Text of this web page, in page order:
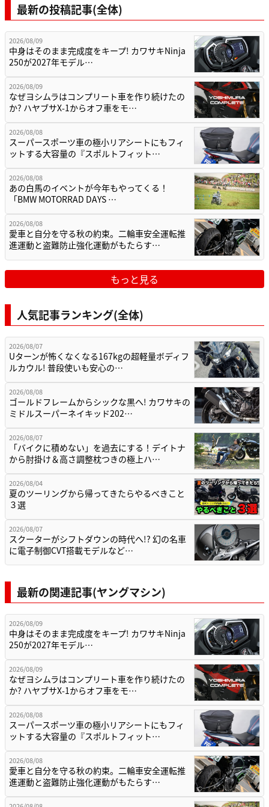
最新の投稿記事(全体)
2026/08/09
中身はそのまま完成度をキープ! カワサキNinja
250が2027年モデル…
2026/08/09
なぜヨシムラはコンプリート車を作り続けたの
か? ハヤブサX-1からオフ車をモ…
2026/08/08
スーパースポーツ車の極小リアシートにもフィ
ットする大容量の『スポルトフィット…
2026/08/08
あの白馬のイベントが今年もやってくる！
「BMW MOTORRAD DAYS …
2026/08/08
愛車と自分を守る秋の約束。二輪車安全運転推
進運動と盗難防止強化運動がもたらす…
もっと見る
人気記事ランキング(全体)
2026/08/07
Uターンが怖くなくなる167kgの超軽量ボディフ
ルカウル! 普段使いも安心の…
2026/08/08
ゴールドフレームからシックな黒へ! カワサキの
ミドルスーパーネイキッド202…
2026/08/07
「バイクに積めない」を過去にする！デイトナ
から肘掛け＆高さ調整枕つきの極上ハ…
2026/08/04
夏のツーリングから帰ってきたらやるべきこと
３選
2026/08/07
スクーターがシフトダウンの時代へ!? 幻の名車
に電子制御CVT搭載モデルなど…
最新の関連記事(ヤングマシン)
2026/08/09
中身はそのまま完成度をキープ! カワサキNinja
250が2027年モデル…
2026/08/09
なぜヨシムラはコンプリート車を作り続けたの
か? ハヤブサX-1からオフ車をモ…
2026/08/08
スーパースポーツ車の極小リアシートにもフィ
ットする大容量の『スポルトフィット…
2026/08/08
愛車と自分を守る秋の約束。二輪車安全運転推
進運動と盗難防止強化運動がもたらす…